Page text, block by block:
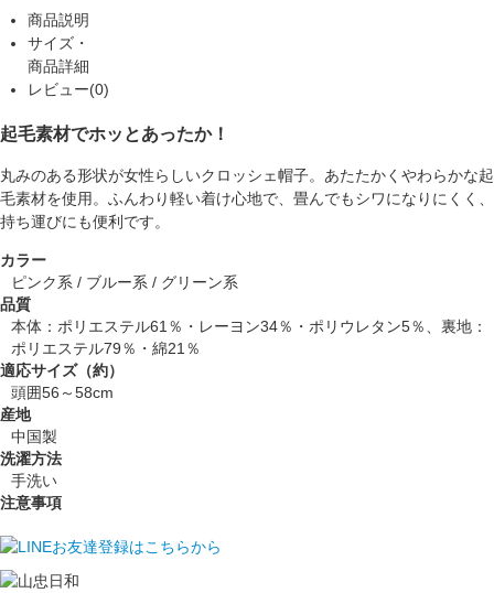
商品説明
サイズ・
商品詳細
レビュー(0)
起毛素材でホッとあったか！
丸みのある形状が女性らしいクロッシェ帽子。あたたかくやわらかな起
毛素材を使用。ふんわり軽い着け心地で、畳んでもシワになりにくく、
持ち運びにも便利です。
カラー
ピンク系 / ブルー系 / グリーン系
品質
本体：ポリエステル61％・レーヨン34％・ポリウレタン5％、裏地：
ポリエステル79％・綿21％
適応サイズ（約）
頭囲56～58cm
産地
中国製
洗濯方法
手洗い
注意事項